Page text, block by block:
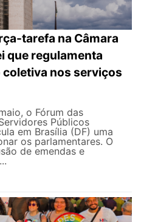
tarefa na Câmara
que regulamenta
nos serviços
o Fórum das
Públicos
em Brasília (DF) uma
os parlamentares. O
de emendas e